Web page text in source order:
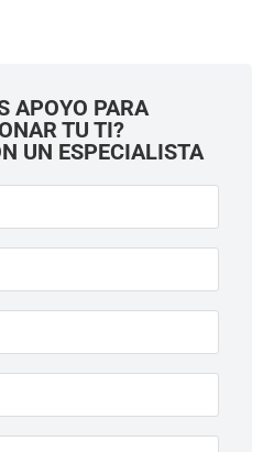
APOYO PARA
TU TI?
UN ESPECIALISTA